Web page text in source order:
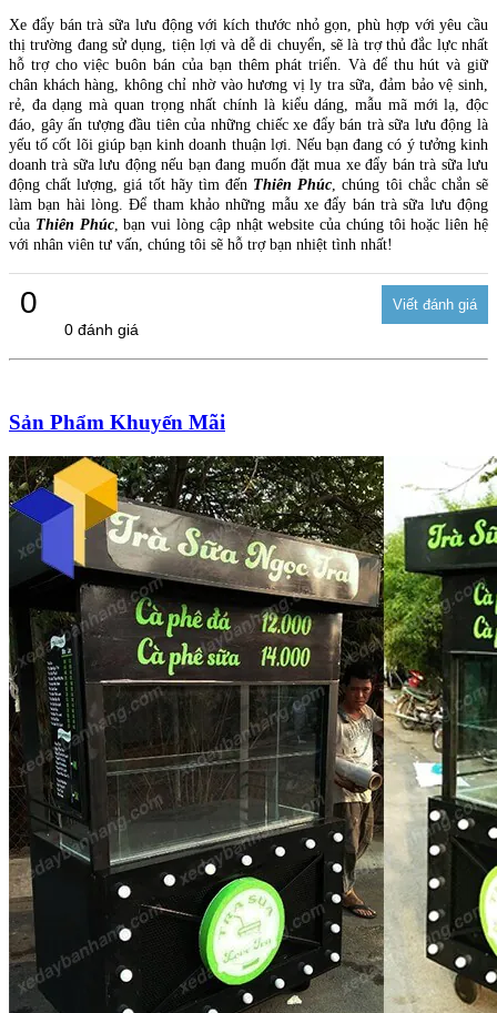
Xe đẩy bán trà sữa lưu động với kích thước nhỏ gọn, phù hợp với yêu cầu
thị trường đang sử dụng, tiện lợi và dễ di chuyển, sẽ là trợ thủ đắc lực nhất
hỗ trợ cho việc buôn bán của bạn thêm phát triển. Và để thu hút và giữ
chân khách hàng, không chỉ nhờ vào hương vị ly tra sữa, đảm bảo vệ sinh,
rẻ, đa dạng mà quan trọng nhất chính là kiểu dáng, mẫu mã mới lạ, độc
đáo, gây ấn tượng đầu tiên của những chiếc xe đẩy bán trà sữa lưu động là
yếu tố cốt lõi giúp bạn kinh doanh thuận lợi. Nếu bạn đang có ý tưởng kinh
doanh trà sữa lưu động nếu bạn đang muốn đặt mua xe đẩy bán trà sữa lưu
động chất lượng, giá tốt hãy tìm đến Thiên Phúc , chúng tôi chắc chắn sẽ
làm bạn hài lòng. Để tham khảo những mẫu xe đẩy bán trà sữa lưu động
của Thiên Phúc, bạn vui lòng cập nhật website của chúng tôi hoặc liên hệ
với nhân viên tư vấn, chúng tôi sẽ hỗ trợ bạn nhiệt tình nhất!
0
0 đánh giá
Sản Phẩm Khuyến Mãi